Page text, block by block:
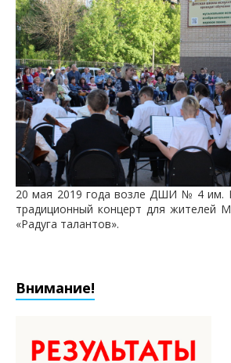
20 мая 2019 года возле ДШИ № 4 им.
традиционный концерт для жителей
«Радуга талантов».
Внимание!